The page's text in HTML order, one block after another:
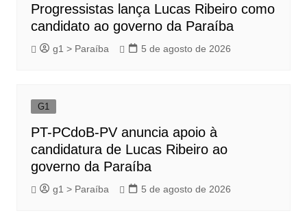
Progressistas lança Lucas Ribeiro como
candidato ao governo da Paraíba
g1 > Paraíba 5 de agosto de 2026
G1
PT-PCdoB-PV anuncia apoio à
candidatura de Lucas Ribeiro ao
governo da Paraíba
g1 > Paraíba 5 de agosto de 2026